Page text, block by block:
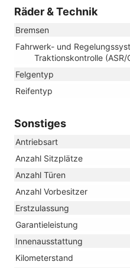
Räder & Technik
Bremsen
Fahrwerk- und
Traktionskontrolle
Felgentyp
Reifentyp
Sonstiges
Antriebsart
Anzahl Sitzplätze
Anzahl Türen
Anzahl Vorbesitzer
Erstzulassung
Garantieleistung
Innenausstattung
Kilometerstand